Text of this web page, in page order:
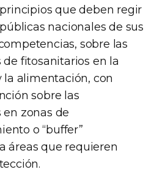
que deben regir
nacionales de sus
sobre las
fitosanitarios en la
la alimentación, con
sobre las
zonas de
o “buffer”
áreas que requieren